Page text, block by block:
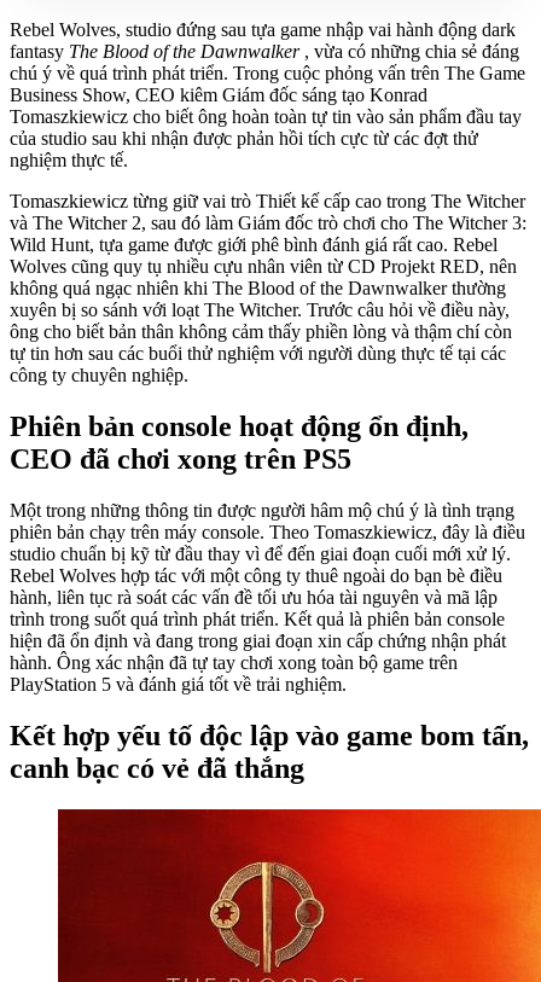
Rebel Wolves, studio đứng sau tựa game nhập vai hành động dark
fantasy The Blood of the Dawnwalker , vừa có những chia sẻ đáng
chú ý về quá trình phát triển. Trong cuộc phỏng vấn trên The Game
Business Show, CEO kiêm Giám đốc sáng tạo Konrad
Tomaszkiewicz cho biết ông hoàn toàn tự tin vào sản phẩm đầu tay
của studio sau khi nhận được phản hồi tích cực từ các đợt thử
nghiệm thực tế.
Tomaszkiewicz từng giữ vai trò Thiết kế cấp cao trong The Witcher
và The Witcher 2, sau đó làm Giám đốc trò chơi cho The Witcher 3:
Wild Hunt, tựa game được giới phê bình đánh giá rất cao. Rebel
Wolves cũng quy tụ nhiều cựu nhân viên từ CD Projekt RED, nên
không quá ngạc nhiên khi The Blood of the Dawnwalker thường
xuyên bị so sánh với loạt The Witcher. Trước câu hỏi về điều này,
ông cho biết bản thân không cảm thấy phiền lòng và thậm chí còn
tự tin hơn sau các buổi thử nghiệm với người dùng thực tế tại các
công ty chuyên nghiệp.
Phiên bản console hoạt động ổn định,
CEO đã chơi xong trên PS5
Một trong những thông tin được người hâm mộ chú ý là tình trạng
phiên bản chạy trên máy console. Theo Tomaszkiewicz, đây là điều
studio chuẩn bị kỹ từ đầu thay vì để đến giai đoạn cuối mới xử lý.
Rebel Wolves hợp tác với một công ty thuê ngoài do bạn bè điều
hành, liên tục rà soát các vấn đề tối ưu hóa tài nguyên và mã lập
trình trong suốt quá trình phát triển. Kết quả là phiên bản console
hiện đã ổn định và đang trong giai đoạn xin cấp chứng nhận phát
hành. Ông xác nhận đã tự tay chơi xong toàn bộ game trên
PlayStation 5 và đánh giá tốt về trải nghiệm.
Kết hợp yếu tố độc lập vào game bom tấn,
canh bạc có vẻ đã thắng